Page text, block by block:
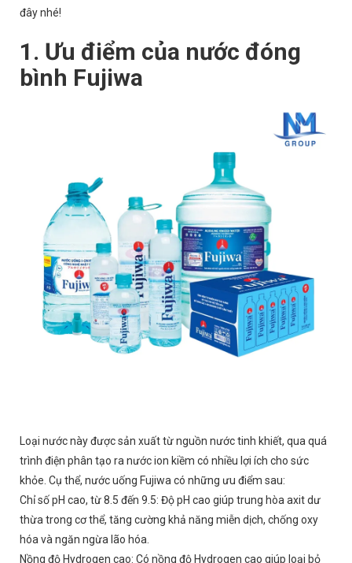
đây nhé!
1. Ưu điểm của nước đóng
bình Fujiwa
Loại nước này được sản xuất từ nguồn nước tinh khiết, qua quá
trình điện phân tạo ra nước ion kiềm có nhiều lợi ích cho sức
khỏe. Cụ thể, nước uống Fujiwa có những ưu điểm sau:
Chỉ số pH cao, từ 8.5 đến 9.5: Độ pH cao giúp trung hòa axit dư
thừa trong cơ thể, tăng cường khả năng miễn dịch, chống oxy
hóa và ngăn ngừa lão hóa.
Nồng độ Hydrogen cao: Có nồng độ Hydrogen cao giúp loại bỏ